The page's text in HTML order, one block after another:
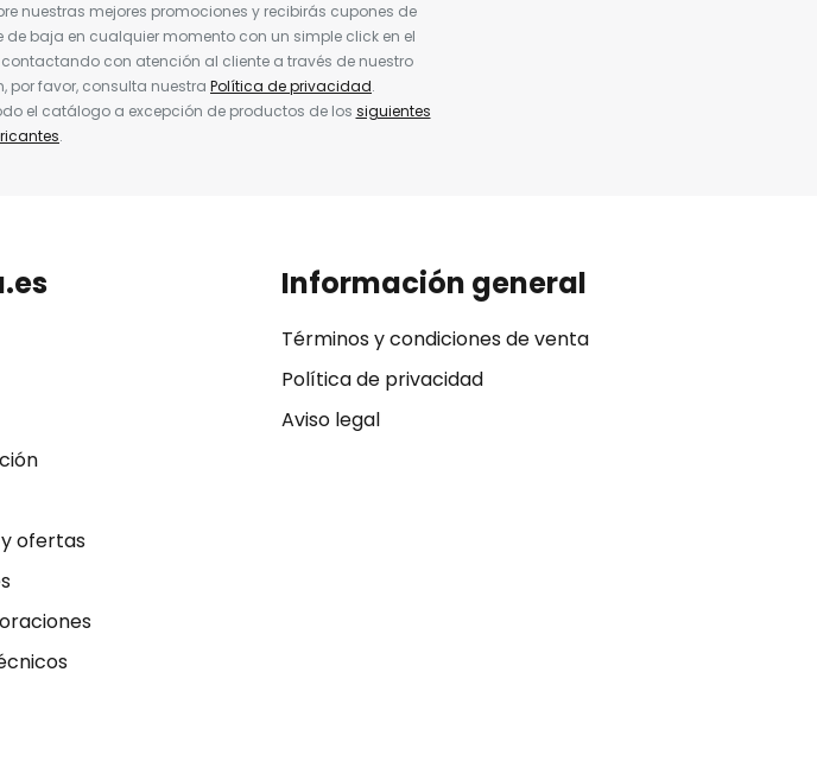
nuestras mejores promociones y recibirás cupones de
baja en cualquier momento con un simple click en el
con atención al cliente a través de nuestro
por favor, consulta nuestra Política de privacidad.
el catálogo a excepción de productos de los siguientes
.
ofertas
Información general
Términos y condiciones de venta
Política de privacidad
Aviso legal